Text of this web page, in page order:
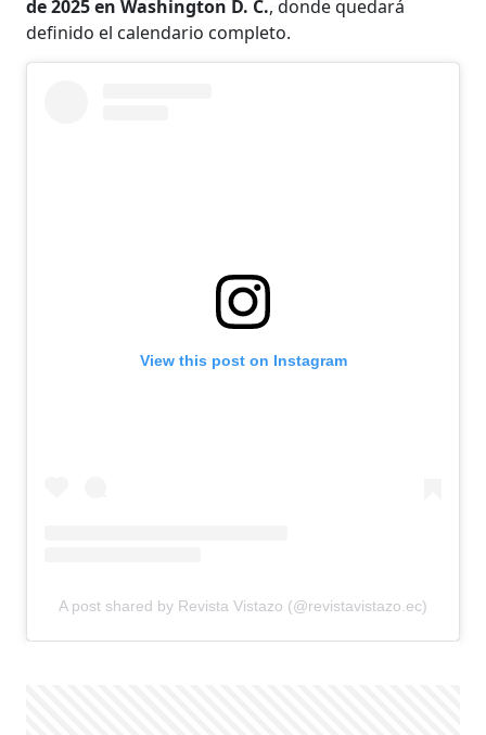
de 2025 en Washington D. C., donde quedará
definido el calendario completo.
View this post on Instagram
A post shared by Revista Vistazo (@revistavistazo.ec)